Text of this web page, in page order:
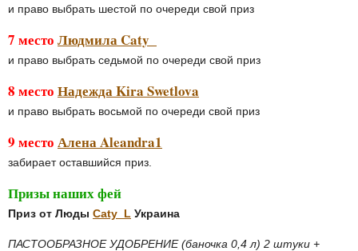
и право выбрать шестой по очереди свой приз
7 место Людмила Caty_
и право выбрать седьмой по очереди свой приз
8 место Надежда Kira Swetlova
и право выбрать восьмой по очереди свой приз
9 место Алена Aleandra1
забирает оставшийся приз.
Призы наших фей
Приз от Люды Caty_L Украина
ПАСТООБРАЗНОЕ УДОБРЕНИЕ (баночка 0,4 л) 2 штуки +